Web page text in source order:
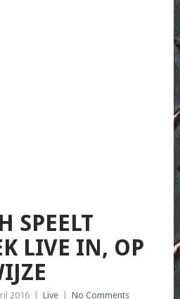
SPEELT
LIVE IN, OP
2016 Live No Comments